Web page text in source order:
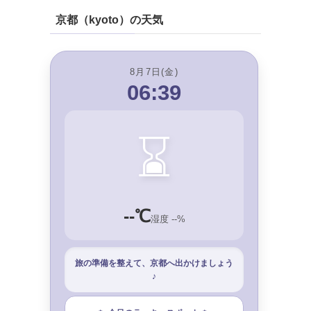
京都（kyoto）の天気
8月7日(金)
06:39
⌛
--℃湿度 --%
旅の準備を整えて、京都へ出かけましょう
♪